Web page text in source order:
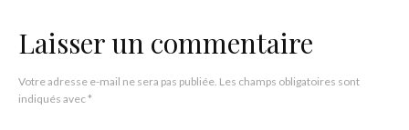
Laisser un commentaire
Votre adresse e-mail ne sera pas publiée. Les champs obligatoires sont
indiqués avec*